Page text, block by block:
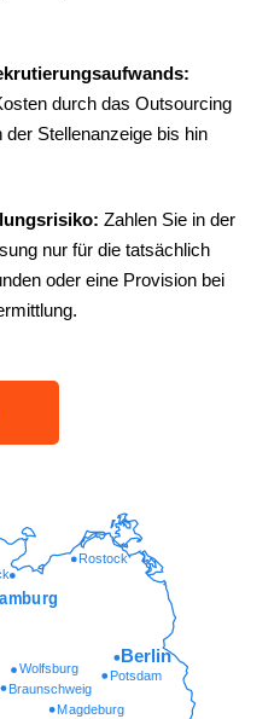
durch das Outsourcing
Stellenanzeige bis hin
Zahlen Sie in der
nur für die tatsächlich
oder eine Provision bei
Magdeburg
Braunschweig
Potsdam
Wolfsburg
Rostock
Berlin